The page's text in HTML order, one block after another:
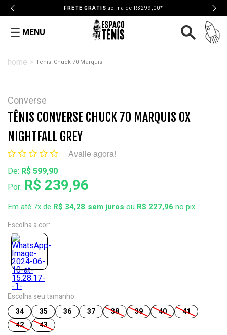
FRETE GRÁTIS acima de R$299,00*
MENU
Tenis Chuck 70 Marquis
Converse
TÊNIS CONVERSE CHUCK 70 MARQUIS OX
NIGHTFALL GREY
Avalie agora!
De: R$ 599,90
Por: R$ 239,96
Em até 7x de R$ 34,28 ou R$ 227,96 no pix
Escolha a cor:
Escolha seu tamanho:
34
35 36 37 38 39 40
41
42
43